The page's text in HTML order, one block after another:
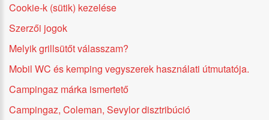
Cookie-k (sütik) kezelése
Szerzői jogok
Melyik grillsütőt válasszam?
Mobil WC és kemping vegyszerek használati útmutatója.
Campingaz márka ismertető
Campingaz, Coleman, Sevylor disztribúció